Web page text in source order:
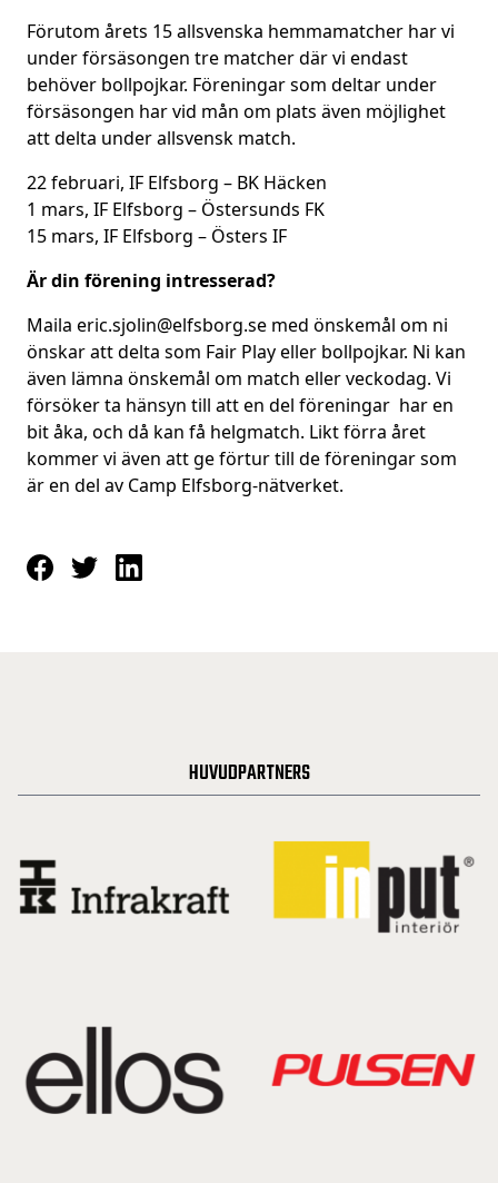
Förutom årets 15 allsvenska hemmamatcher har vi
under försäsongen tre matcher där vi endast
behöver bollpojkar. Föreningar som deltar under
försäsongen har vid mån om plats även möjlighet
att delta under allsvensk match.
22 februari, IF Elfsborg – BK Häcken
1 mars, IF Elfsborg – Östersunds FK
15 mars, IF Elfsborg – Östers IF
Är din förening intresserad?
Maila eric.sjolin@elfsborg.se med önskemål om ni
önskar att delta som Fair Play eller bollpojkar. Ni kan
även lämna önskemål om match eller veckodag. Vi
försöker ta hänsyn till att en del föreningar har en
bit åka, och då kan få helgmatch. Likt förra året
kommer vi även att ge förtur till de föreningar som
är en del av Camp Elfsborg-nätverket.
HUVUDPARTNERS